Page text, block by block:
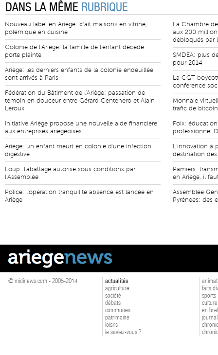
DANS LA MÊME RUBRIQUE
Nouveau label en Ariège: «fait maison» en vitrine,
polémique en cuisine
Colonie de l'Ariège: la famille de l'enfant décédé
porte plainte
Ariège: les derniers enfants de la colonie endeuillée
sont arrivés à Paris
Fédération du Bâtiment de l'Ariège: passation de
témoin en douceur entre Gérard Centenero et Alain
Leroux
Initiative Ariège propose une nouvelle aide financière
aux entreprises ariégeoises
Ariège: un enfant meurt en colonie d'une infection
digestive
Loup: l'abattage autorisé sous conditions par
l'Assemblée
Police: l'opération tranquilité absence est lancée en
Ariège
La Chambre
aux 200
débloqués par
SMDEA: plus
pour 2014
La CGT
conférence
Monnaie
trafic de bitcoin
Foix:
professionnel
L'innovation à
destination des
Pamiers:
en Ariège, il
Assemblée
Pyrénées: des
© midinews.com - 2005-2014
actualités
agriculture
société
débats
communes
patrimoine
loisirs
le saviez-vous ?
faits
sports
culture
en bref